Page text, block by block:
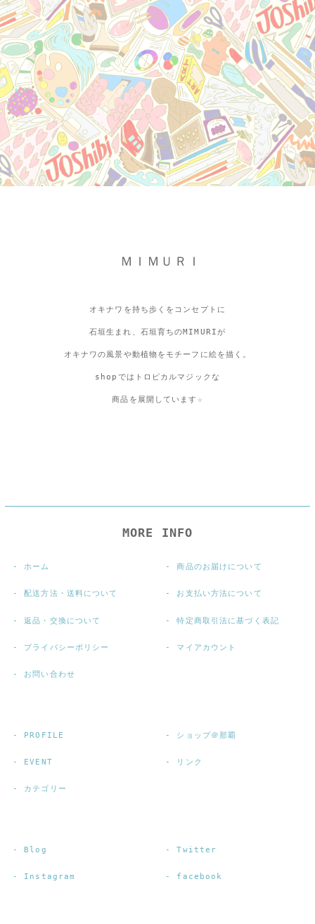
ＭＩＭＵＲＩ
オキナワを持ち歩くをコンセプトに
石垣生まれ、石垣育ちのMIMURIが
オキナワの風景や動植物をモチーフに絵を描く。
shopではトロピカルマジックな
商品を展開しています☆
MORE INFO
ホーム 商品のお届けについて
配送方法・送料について お支払い方法について
返品・交換について 特定商取引法に基づく表記
プライバシーポリシー マイアカウント
お問い合わせ
PROFILE ショップ＠那覇
EVENT リンク
カテゴリー
Blog Twitter
Instagram facebook